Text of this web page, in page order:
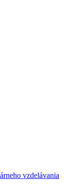
vzdelávania